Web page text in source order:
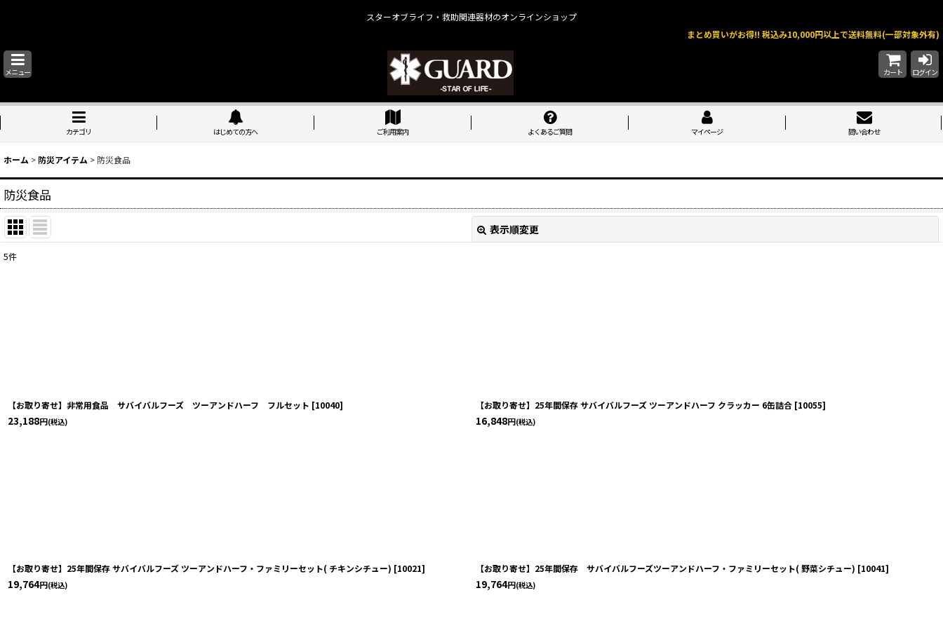
スターオブライフ・救助関連器材のオンラインショップ
まとめ買いがお得!! 税込み10,000円以上で送料無料(一部対象外有)
メニュー カート ログイン
カテゴリ はじめての方へ ご利用案内 よくあるご質問 マイページ 問い合わせ
ホーム > 防災アイテム > 防災食品
防災食品
表示順変更
5件
【お取り寄せ】非常用食品 サバイバルフーズ ツーアンドハーフ フルセット [10040]
23,188円(税込)
【お取り寄せ】25年間保存 サバイバルフーズ ツーアンドハーフ クラッカー 6缶詰合 [10055]
16,848円(税込)
【お取り寄せ】25年間保存 サバイバルフーズ ツーアンドハーフ・ファミリーセット( チキンシチュー) [10021]
19,764円(税込)
【お取り寄せ】25年間保存 サバイバルフーズツーアンドハーフ・ファミリーセット( 野菜シチュー) [10041]
19,764円(税込)